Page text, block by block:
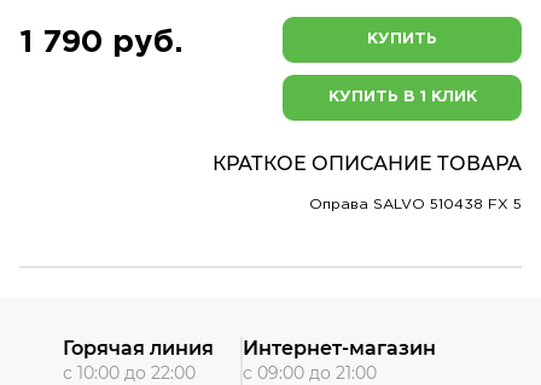
1 790 руб. КУПИТЬ
КУПИТЬ В 1 КЛИК
КРАТКОЕ ОПИСАНИЕ ТОВАРА
Оправа SALVO 510438 FX 5
Горячая линия
с 10:00 до 22:00
Интернет-магазин
с 09:00 до 21:00